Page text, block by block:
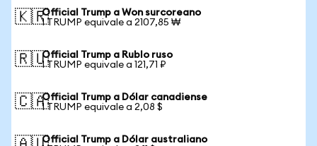
🇰🇷Official Trump a Won surcoreano
1 TRUMP equivale a 2107,85 ₩
🇷🇺Official Trump a Rublo ruso
1 TRUMP equivale a 121,71 ₽
🇨🇦Official Trump a Dólar canadiense
1 TRUMP equivale a 2,08 $
Official Trump a Dólar australiano